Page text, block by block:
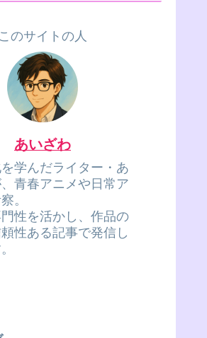
このサイトの人
あいざわ
学んだライター・あ
青春アニメや日常ア
。
性を活かし、作品の
性ある記事で発信し